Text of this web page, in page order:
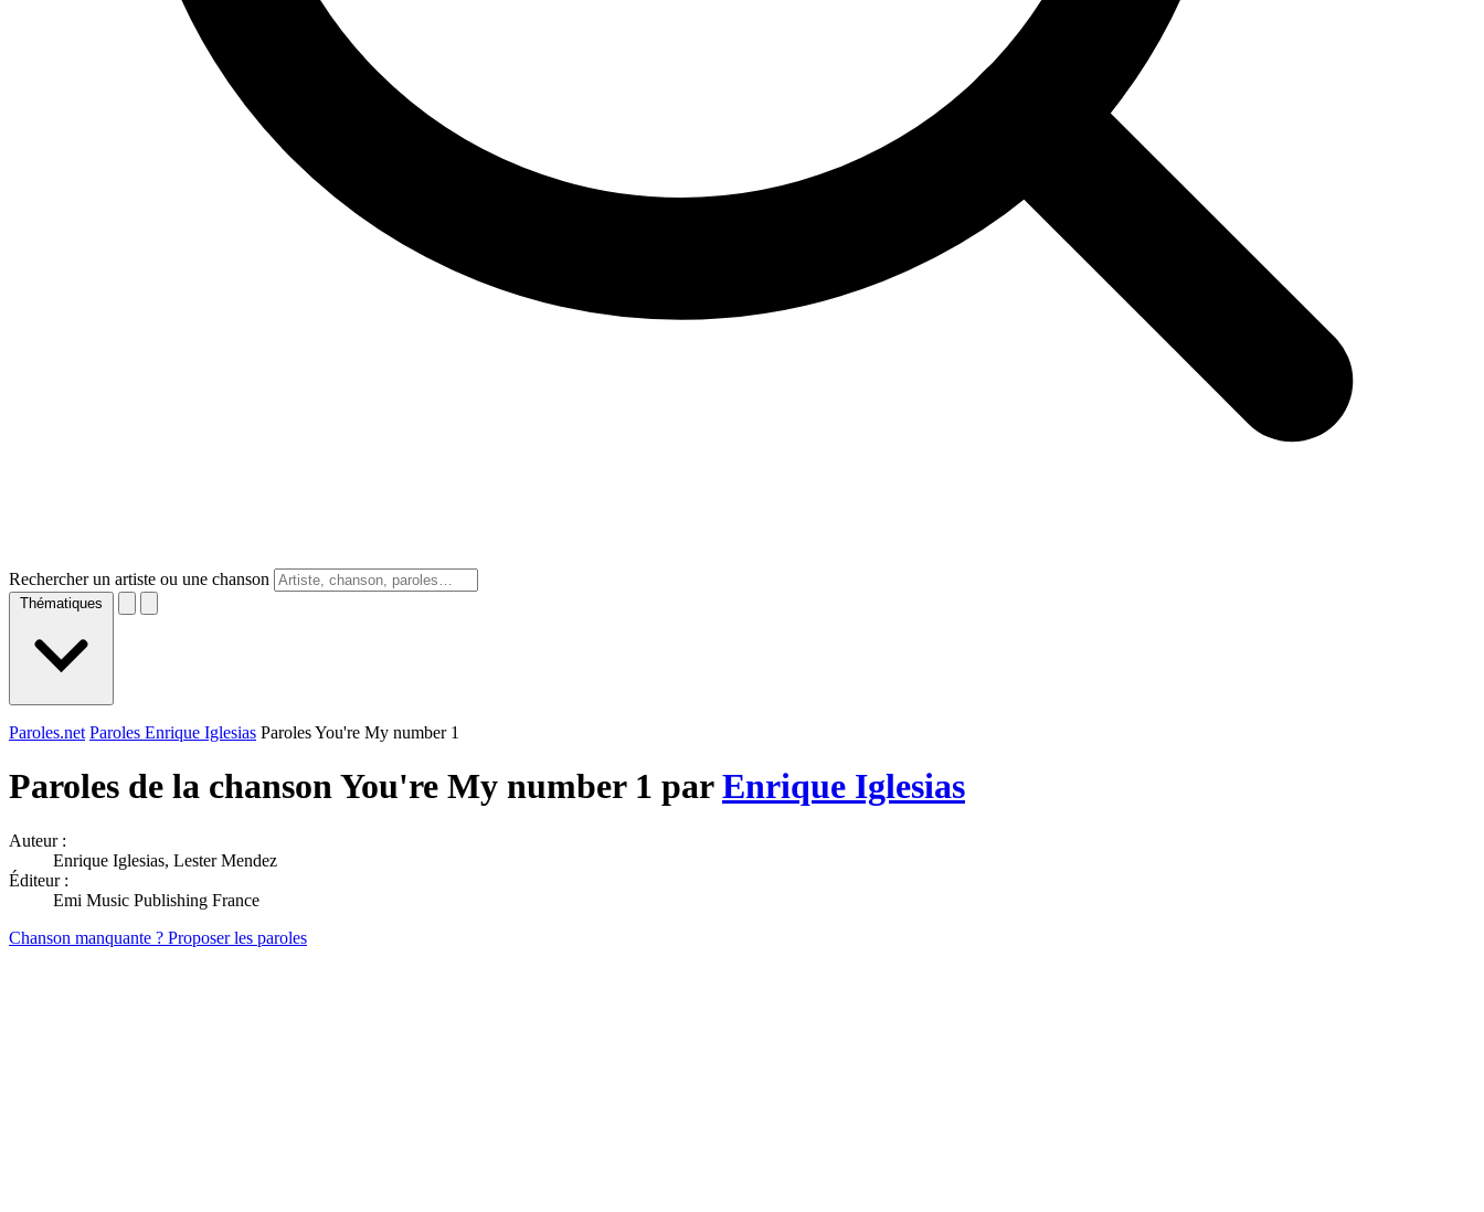
Rechercher un artiste ou une chanson
Thématiques
Paroles.net Paroles Enrique Iglesias Paroles You're My number 1
Paroles de la chanson You're My number 1 parEnrique Iglesias
Auteur :
Enrique Iglesias, Lester Mendez
Éditeur :
Emi Music Publishing France
Chanson manquante ? Proposer les paroles